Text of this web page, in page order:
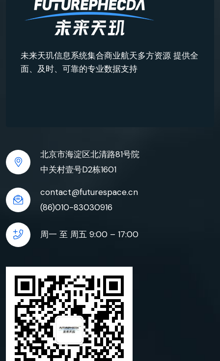
未来天玑信息系统集合商业航天多方资源 提供全
面、及时、可靠的专业数据支持
北京市海淀区北清路81号院
中关村壹号D2栋1601
contact@futurespace.cn
(86)010-83030916
周一 至 周五 9:00 – 17:00